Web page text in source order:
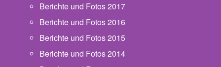
Berichte und Fotos 2017
Berichte und Fotos 2016
Berichte und Fotos 2015
Berichte und Fotos 2014